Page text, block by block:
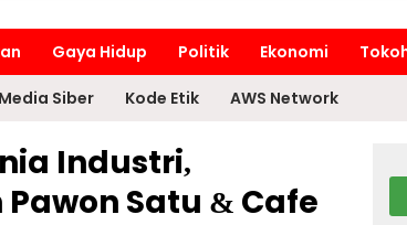
Gaya Hidup Politik Ekonomi
Siber Kode Etik AWS Network
Industri,
Satu & Cafe